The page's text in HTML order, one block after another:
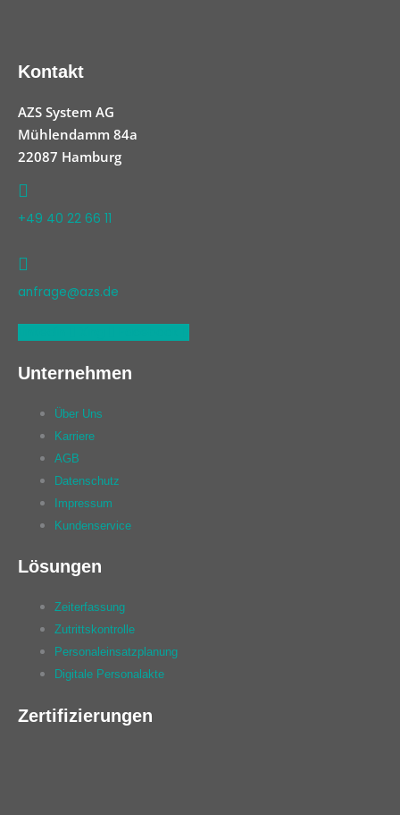
Kontakt
AZS System AG
Mühlendamm 84a
22087 Hamburg
+49 40 22 66 11
anfrage@azs.de
Unternehmen
Über Uns
Karriere
AGB
Datenschutz
Impressum
Kundenservice
Lösungen
Zeiterfassung
Zutrittskontrolle
Personaleinsatzplanung
Digitale Personalakte
Zertifizierungen